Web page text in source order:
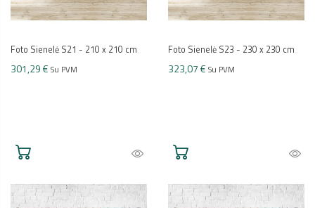
Foto Sienelė S21 - 210 x 210 cm
301,29 € Su PVM
Foto Sienelė S23 - 230 x 230 cm
323,07 € Su PVM